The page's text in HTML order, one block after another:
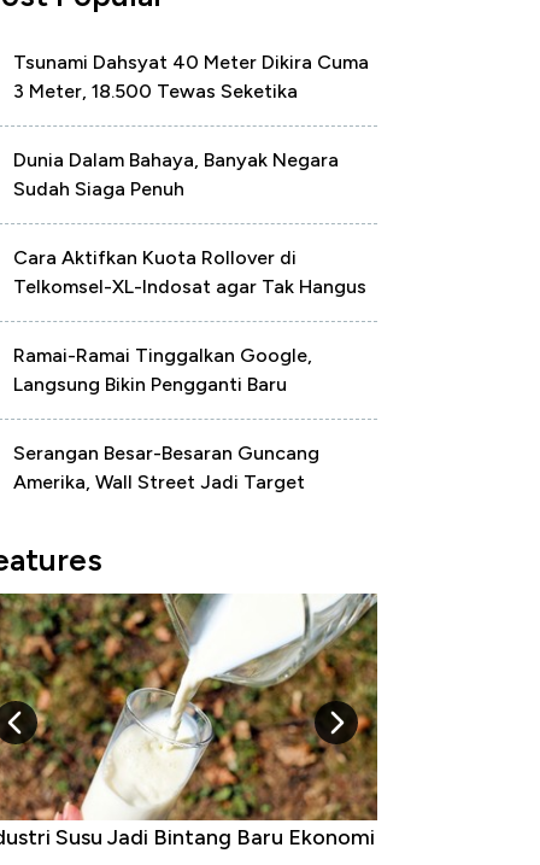
Tsunami Dahsyat 40 Meter Dikira Cuma
3 Meter, 18.500 Tewas Seketika
Dunia Dalam Bahaya, Banyak Negara
Sudah Siaga Penuh
Cara Aktifkan Kuota Rollover di
Telkomsel-XL-Indosat agar Tak Hangus
Ramai-Ramai Tinggalkan Google,
Langsung Bikin Pengganti Baru
Serangan Besar-Besaran Guncang
Amerika, Wall Street Jadi Target
Susu Jadi Bintang Baru Ekonomi5 Raja Ekonomi